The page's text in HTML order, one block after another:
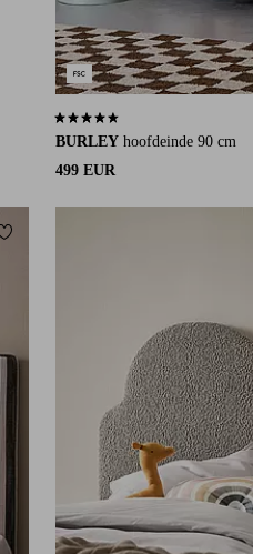
BURLEY hoofdeinde 90 cm
499 EUR
4,3 op basis van 3 beoordelingen
Toevoegen aan favorieten